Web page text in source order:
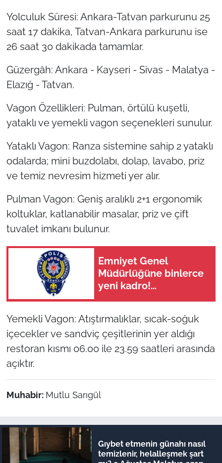
Yolculuk Süresi: Ankara-Tatvan parkurunu 25
saat 17 dakika, Tatvan-Ankara parkurunu ise
26 saat 30 dakikada tamamlar.
Güzergâh: Ankara - Kayseri - Sivas - Malatya -
Elazığ - Tatvan.
Vagon Özellikleri: Pulman, örtülü kuşetli,
yataklı ve yemekli vagon seçenekleri sunulur.
Yataklı Vagon: Ranza sistemine sahip 2 yataklı
odalarda; mini buzdolabı, dolap, lavabo, priz
ve temiz nevresim hizmeti yer alır.
Pulman Vagon: Geniş aralıklı 2+1 ergonomik
koltuklar, katlanabilir masalar, priz ve çift
tuvalet imkanı bulunur.
Emniyet Genel
Müdürlüğüne binlerce
yeni kadro!
Yemekli Vagon: Atıştırmalıklar, sıcak-soğuk
içecekler ve sandviç çeşitlerinin yer aldığı
restoran kısmı 06.00 ile 23.59 saatleri arasında
açıktır.
Muhabir: Mutlu Sarıgül
Gıybet etmenin günahı nasıl
temizlenir, helalleşmek şart